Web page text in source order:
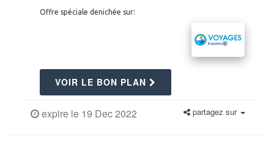
Offre spéciale denichée sur:
VOIR LE BON PLAN
expire le 19 Dec 2022 partagez sur